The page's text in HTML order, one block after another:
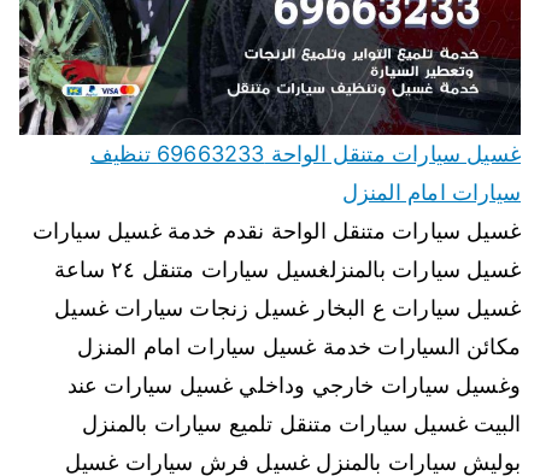
غسيل سيارات متنقل الواحة 69663233 تنظيف
سيارات امام المنزل
غسيل سيارات متنقل الواحة نقدم خدمة غسيل سيارات
غسيل سيارات بالمنزلغسيل سيارات متنقل ٢٤ ساعة
غسيل سيارات ع البخار غسيل زنجات سيارات غسيل
مكائن السيارات خدمة غسيل سيارات امام المنزل
وغسيل سيارات خارجي وداخلي غسيل سيارات عند
البيت غسيل سيارات متنقل تلميع سيارات بالمنزل
بوليش سيارات بالمنزل غسيل فرش سيارات غسيل